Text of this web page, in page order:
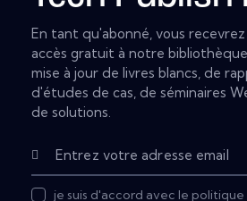
En tant qu'abonné, vous
accès gratuit à notre
mise à jour de livres blancs, de
d'études de cas, de séminaires
de solutions.
je suis d'accord avec le